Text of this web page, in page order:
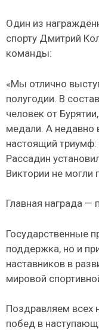
Один из
спорту Дмитрий
команды:
«Мы отлично
полугодии. В
человек от
медали. А недавно
настоящий
Рассадин
Виктории не могли
Главная награда —
Государственные
поддержка, но и
наставников в
мировой
Поздравляем всех
побед в